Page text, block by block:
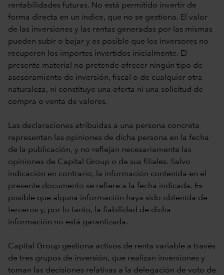
rentabilidades futuras. No está permitido invertir de
forma directa en un índice, que no se gestiona. El valor
de las inversiones y las rentas generadas por las mismas
pueden subir o bajar y es posible que los inversores no
recuperen los importes invertidos inicialmente. El
presente material no pretende ofrecer ningún tipo de
asesoramiento de inversión, fiscal o de cualquier otra
naturaleza, ni constituye una oferta ni una solicitud de
compra o venta de valores.
Las declaraciones atribuidas a una persona concreta
representan las opiniones de dicha persona en la fecha
de la publicación, y no reflejan necesariamente las
opiniones de Capital Group o de sus filiales. Salvo
indicación en contrario, la información contenida en el
presente documento se refiere a la fecha indicada. Es
posible que alguna información haya sido obtenida de
terceros y, por lo tanto, la fiabilidad de dicha
información no está garantizada.
Capital Group gestiona activos de renta variable a través
de tres grupos de inversión, que realizan inversiones y
toman las decisiones relativas a la delegación de voto de